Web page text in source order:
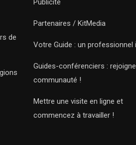
de
Publicité
Partenaires / KitMedia
Votre Guide : un professionnel
Guides-conférenciers :
communauté !
Mettre une visite en ligne et
commencez à travailler !